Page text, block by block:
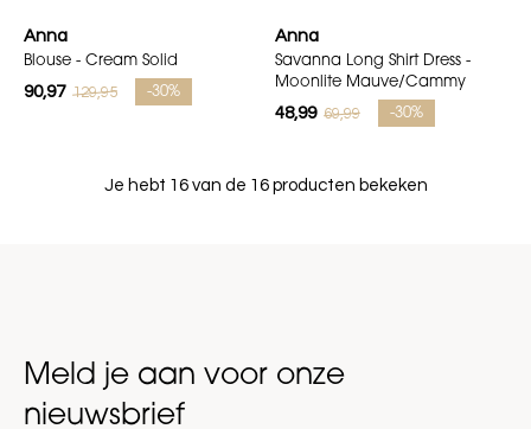
Anna
Blouse - Cream Solid
90,97 129,95 -30%
Anna
Savanna Long Shirt Dress -
Moonlite Mauve/Cammy
48,99 69,99 -30%
Je hebt 16 van de 16 producten bekeken
Meld je aan voor onze
nieuwsbrief